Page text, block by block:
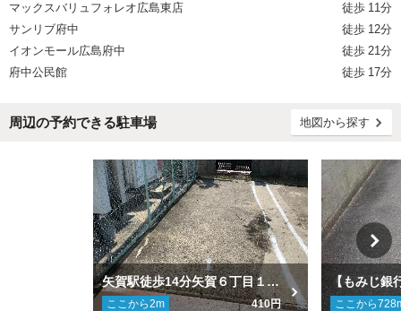
マックスバリュフォレオ広島東店
徒歩 11分
サンリブ府中
徒歩 12分
イオンモール広島府中
徒歩 21分
府中公民館
徒歩 17分
周辺の予約できる駐車場 地図から探す
矢賀駅徒歩14分矢賀６丁目１－３８ 第1駐車場
ここから2m 410円 ここから728